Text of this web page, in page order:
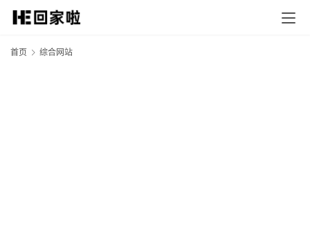
首页 综合网站